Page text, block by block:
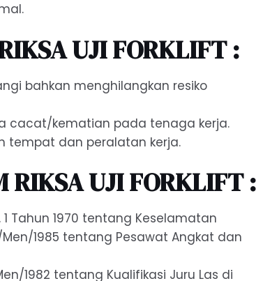
UJI FORKLIFT :
bahkan menghilangkan resiko
cacat/kematian pada tenaga kerja.
tempat dan peralatan kerja.
RIKSA UJI FORKLIFT :
Tahun 1970 tentang Keselamatan
Men/1985 tentang Pesawat Angkat dan
1982 tentang Kualifikasi Juru Las di